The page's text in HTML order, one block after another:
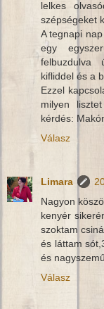
lelkes
szépségeket
A tegnapi
egy
felbuzdulva
kifliddel és a
Ezzel
milyen
kérdés:
Válasz
Limara
Nagyon
kenyér
szoktam
és láttam
és
Válasz